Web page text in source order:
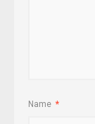
Name *